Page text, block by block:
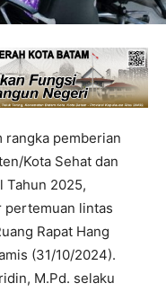
rangka pemberian
Kota Sehat dan
Tahun 2025,
pertemuan lintas
Rapat Hang
(31/10/2024).
M.Pd. selaku